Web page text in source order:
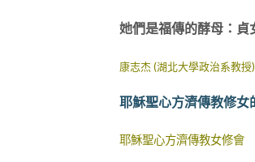
她們是福傳的酵母：貞
康志杰 (湖北大學政治系教授)
耶穌聖心方濟傳教修女
耶穌聖心方濟傳教女修會